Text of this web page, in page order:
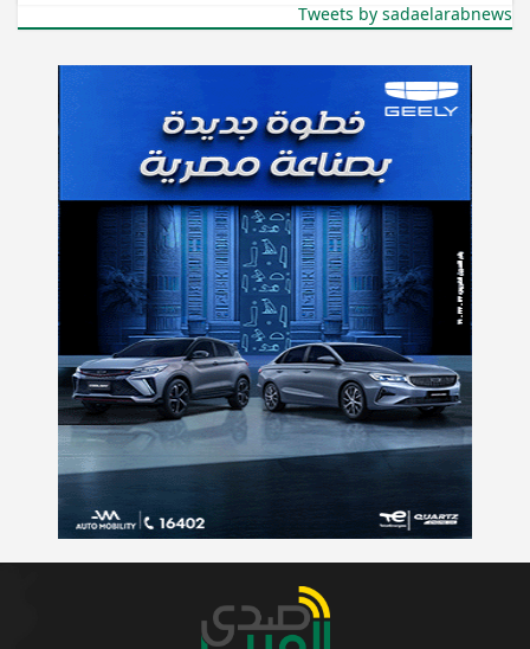
Tweets by sadaelarabnews